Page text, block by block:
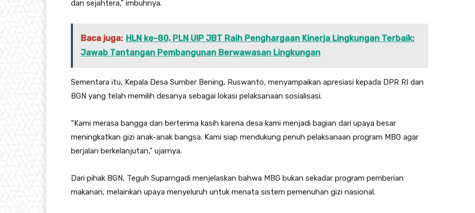
dan sejahtera,” imbuhnya.
Baca juga: HLN ke-80, PLN UIP JBT Raih Penghargaan Kinerja Lingkungan Terbaik:
Jawab Tantangan Pembangunan Berwawasan Lingkungan
Sementara itu, Kepala Desa Sumber Bening, Ruswanto, menyampaikan apresiasi kepada DPR RI dan
BGN yang telah memilih desanya sebagai lokasi pelaksanaan sosialisasi.
“Kami merasa bangga dan berterima kasih karena desa kami menjadi bagian dari upaya besar
meningkatkan gizi anak-anak bangsa. Kami siap mendukung penuh pelaksanaan program MBG agar
berjalan berkelanjutan,” ujarnya.
Dari pihak BGN, Teguh Suparngadi menjelaskan bahwa MBG bukan sekadar program pemberian
makanan, melainkan upaya menyeluruh untuk menata sistem pemenuhan gizi nasional.